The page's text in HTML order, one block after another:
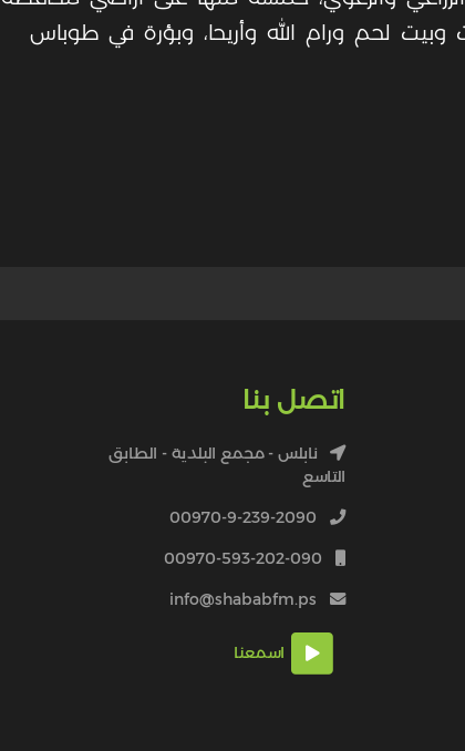
وبيت لحم ورام الله وأريحا، وبؤرة في طوباس
اتصل بنا
نابلس - مجمع البلدية - الطابق
التاسع
00970-9-239-2090
00970-593-202-090
info@shababfm.ps
اسمعنا